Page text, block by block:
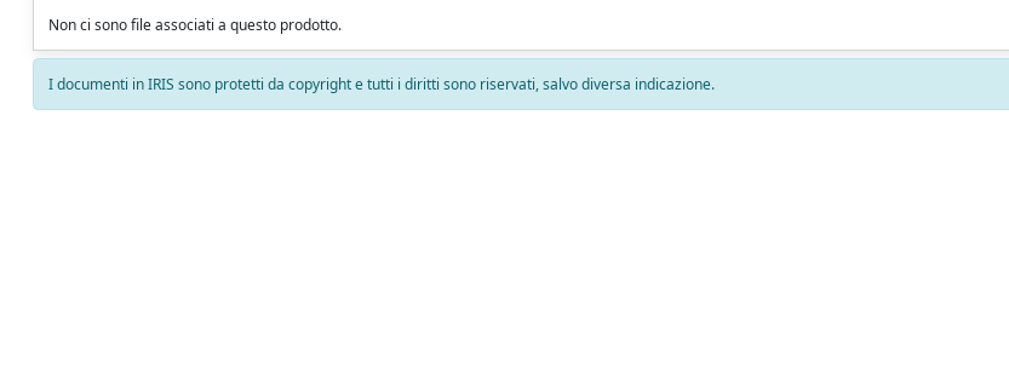
Non ci sono file associati a questo prodotto.
I documenti in IRIS sono protetti da copyright e tutti i diritti sono riservati, salvo diversa indicazione.